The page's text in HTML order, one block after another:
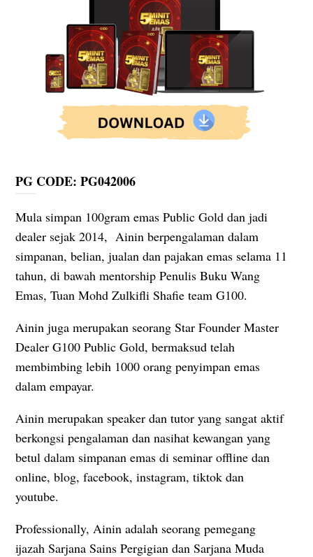
PG CODE: PG042006
Mula simpan 100gram emas Public Gold dan jadi
dealer sejak 2014, Ainin berpengalaman dalam
simpanan, belian, jualan dan pajakan emas selama 11
tahun, di bawah mentorship Penulis Buku Wang
Emas, Tuan Mohd Zulkifli Shafie team G100.
Ainin juga merupakan seorang Star Founder Master
Dealer G100 Public Gold, bermaksud telah
membimbing lebih 1000 orang penyimpan emas
dalam empayar.
Ainin merupakan speaker dan tutor yang sangat aktif
berkongsi pengalaman dan nasihat kewangan yang
betul dalam simpanan emas di seminar offline dan
online, blog, facebook, instagram, tiktok dan
youtube.
Professionally, Ainin adalah seorang pemegang
ijazah Sarjana Sains Pergigian dan Sarjana Muda